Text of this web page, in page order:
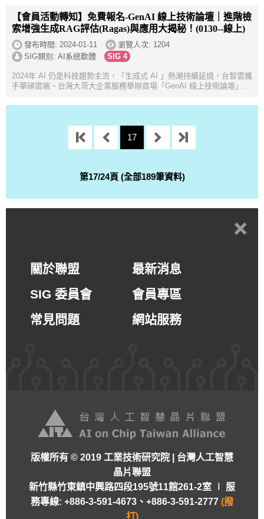
【會員活動轉知】免費報名-GenAI 線上技術論壇｜進階檢
索增強生成RAG評估(Ragas)與應用大揭秘！(0130--線上)
發布時間: 2024-01-11
瀏覽人次: 1204
SIG類別: AI系統軟體
2024年 AI 仍是科技趨勢主流，「生成式 AI 」熱潮持續延燒，台智雲攜
手華碩雲端、台灣大哥大企業服務舉辦首場「GenAI 線上技術論壇」，
一同邁向更有意...
17
第17/24頁 (全部189筆資料)
+
關於聯盟
最新消息
SIG 委員會
會員專區
常見問題
網站服務
版權所有 © 2019 工業技術研究院 | 台灣人工智慧
晶片聯盟
新竹縣竹東鎮中興路四段195號11館261-2室 ∣ 服
務專線: +886-3-591-4673、+886-3-591-2777 (撥
打)